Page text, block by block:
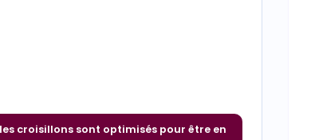
croisillons sont optimisés pour être en